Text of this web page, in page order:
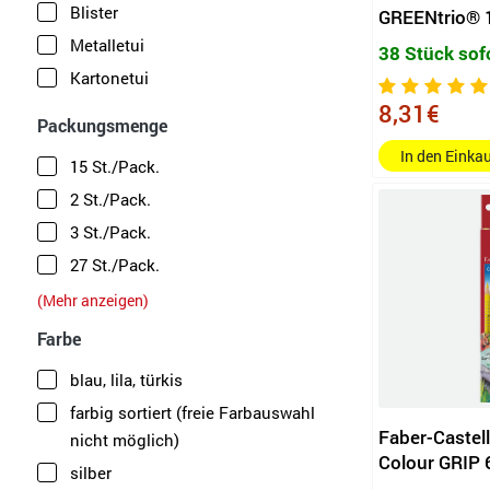
rotlila, van dyke braun, schwarz
farbig sortiert
dunkelgrau, gelb, orange, rot,
blattgrün, grün, braun, schwarz
weiß
fleischfarben, rosa, rotviolett,
kirschrot, orange, gelb, gelbgrün,
laubgrün, himmelblau,
schwarz
gelb, orange, kirschrot, rosa,
fleischfarben, blauviolett,
ultramarinblau, himmelblau, grün,
gelbgrün, hellbraun, schwarz
Blister
Metalletui
Kartonetui
Packungsmenge
15 St./Pack.
2 St./Pack.
3 St./Pack.
27 St./Pack.
4 St./Pack.
12 St./Pack.
6 St./Pack.
10 St./Pack.
(Mehr anzeigen)
Farbe
blau, lila, türkis
farbig sortiert (freie Farbauswahl
nicht möglich)
silber
GREENtrio®
38 Stück
8,31€
In den
Faber-
Colour GRIP